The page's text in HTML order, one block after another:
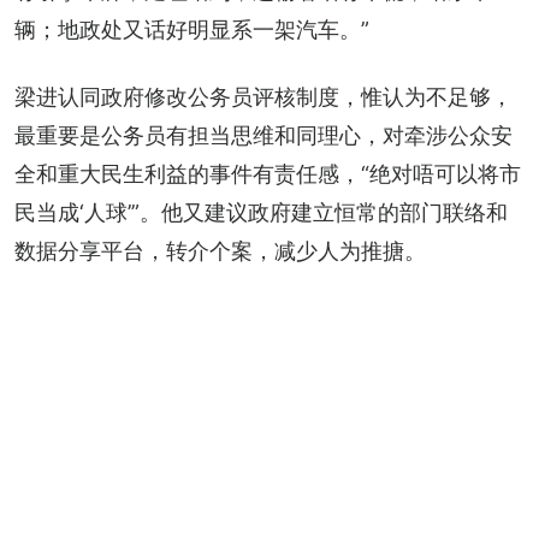
辆；地政处又话好明显系一架汽车。”
梁进认同政府修改公务员评核制度，惟认为不足够，
最重要是公务员有担当思维和同理心，对牵涉公众安
全和重大民生利益的事件有责任感，“绝对唔可以将市
民当成‘人球’”。他又建议政府建立恒常的部门联络和
数据分享平台，转介个案，减少人为推搪。